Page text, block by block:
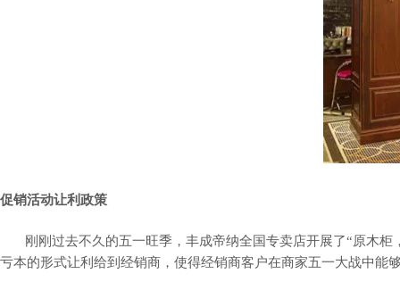
促销活动让利政策
刚刚过去不久的五一旺季，丰成帝纳全国专卖店开展了“原木柜
亏本的形式让利给到经销商，使得经销商客户在商家五一大战中